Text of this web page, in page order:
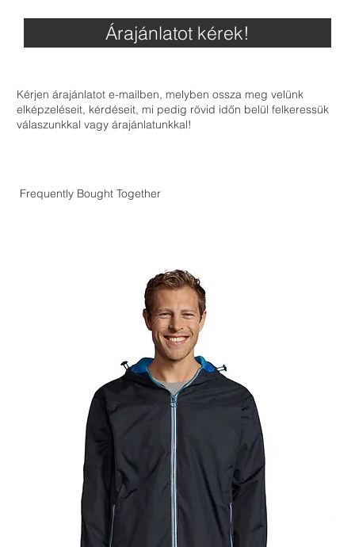
Árajánlatot kérek!
Kérjen árajánlatot e-mailben, melyben ossza meg velünk
elképzeléseit, kérdéseit, mi pedig rövid időn belül felkeressük
válaszunkkal vagy árajánlatunkkal!
Frequently Bought Together